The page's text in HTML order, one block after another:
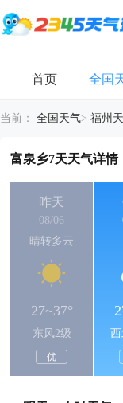
首页 全国
当前： 全国天气> 福州
富泉乡7天天气详情
昨天
08/06
晴转多云
27~37°
东风2级
优